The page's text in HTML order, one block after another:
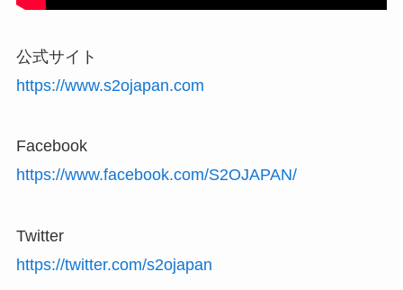
公式サイト
https://www.s2ojapan.com
Facebook
https://www.facebook.com/S2OJAPAN/
Twitter
https://twitter.com/s2ojapan